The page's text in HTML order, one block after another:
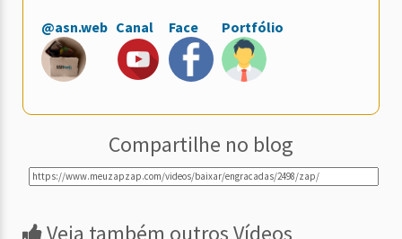
@asn.web Canal Face Portfólio
Compartilhe no blog
Veja também outros Vídeos